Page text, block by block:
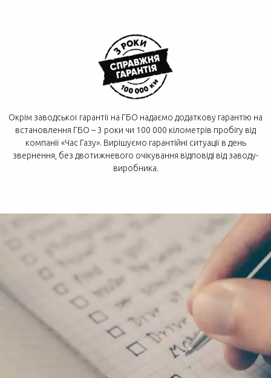
Окрім заводської гарантії на ГБО надаємо додаткову гарантію на
встановлення ГБО – 3 роки чи 100 000 кілометрів пробігу від
компанії «Час Газу». Вирішуємо гарантійні ситуації в день
звернення, без двотижневого очікування відповіді від заводу-
виробника.